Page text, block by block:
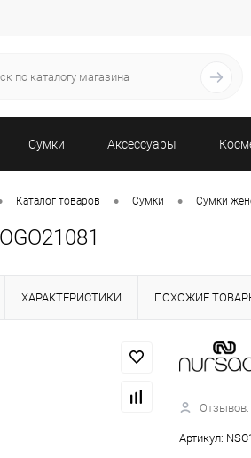
Сумки Аксессуары
Каталог товаров • Сумки • Сумки
ХАРАКТЕРИСТИКИ ПОХОЖИЕ
Отзывов:
Артикул: